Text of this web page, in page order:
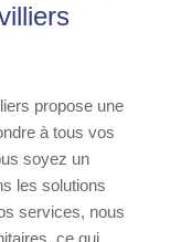
propose une
à tous vos
soyez un
les solutions
services, nous
ce qui